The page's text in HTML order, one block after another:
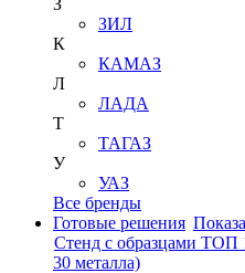
ЗИЛ
К
КАМАЗ
Л
ЛАДА
Т
ТАГАЗ
У
УАЗ
Все бренды
Готовые решения
Стенд с образцами ТОП
30 металла)